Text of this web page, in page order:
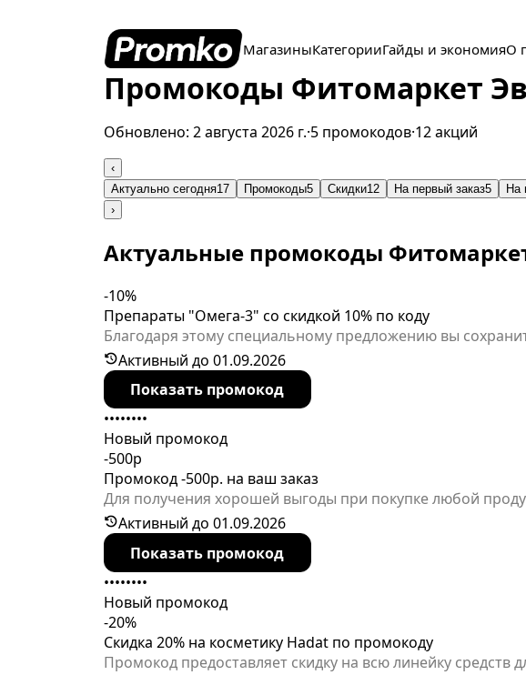
МагазиныКатегорииГайды и экономияО
Промокоды Фитомаркет
Обновлено: 2 августа 2026 г.·5 промокодов·12 акций
‹
Актуально сегодня17 Промокоды5 Скидки12 На первый заказ5 На
›
Актуальные промокоды
-10%
Препараты "Омега-3" со скидкой 10% по коду
Благодаря этому специальному предложению вы
Активный до 01.09.2026
Показать промокод
••••••••
Новый промокод
-500р
Промокод -500р. на ваш заказ
Для получения хорошей выгоды при покупке любой
промокодом на этапе оформления заказа. Время действия
Активный до 01.09.2026
Показать промокод
••••••••
Новый промокод
-20%
Скидка 20% на косметику Hadat по промокоду
Промокод предоставляет скидку на всю линейку